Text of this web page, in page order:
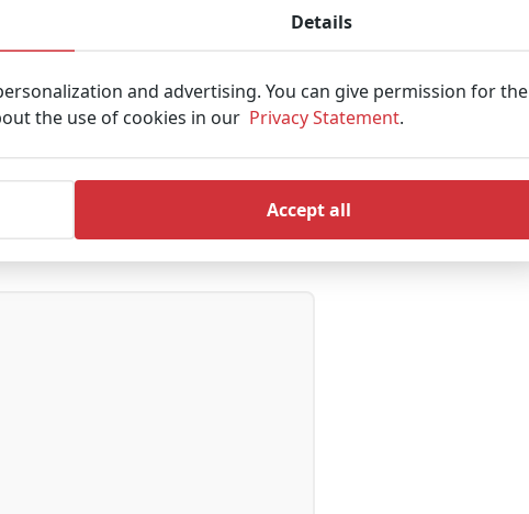
Details
and advertising. You can give permission for the
the use of cookies in our Privacy Statement.
Accept all